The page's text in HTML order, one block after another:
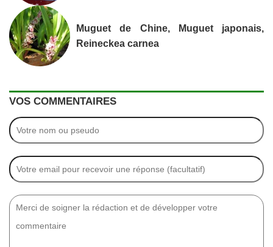
Muguet de Chine, Muguet japonais,
Reineckea carnea
VOS COMMENTAIRES